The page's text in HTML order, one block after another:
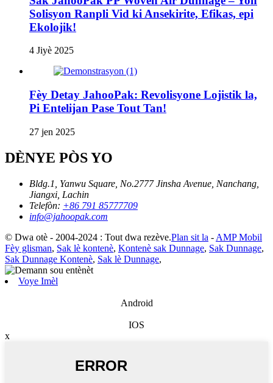
Solisyon Ranpli Vid ki Ansekirite, Efikas, epi
Ekolojik!
4 Jiyè 2025
Fèy Detay JahooPak: Revolisyone Lojistik la,
Pi Entelijan Pase Tout Tan!
27 jen 2025
DÈNYE PÒS YO
Bldg.1, Yanwu Square, No.2777 Jinsha Avenue, Nanchang,
Jiangxi, Lachin
Telefòn: +86 791 85777709
info@jahoopak.com
© Dwa otè - 2004-2024 : Tout dwa rezève.Plan sit la - AMP Mobil
Fèy glisman, Sak lè kontenè, Kontenè sak Dunnage, Sak Dunnage,
Sak Dunnage Kontenè, Sak lè Dunnage,
Voye Imèl
Android
IOS
x